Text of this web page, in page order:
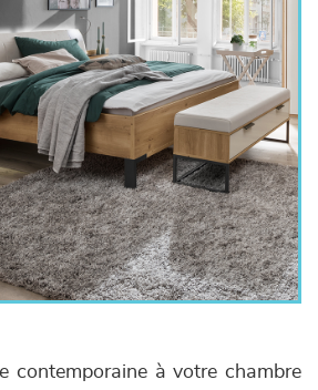
contemporaine à votre chambre